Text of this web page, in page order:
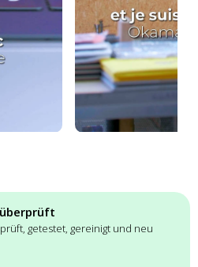
getestet, gereinigt und neu